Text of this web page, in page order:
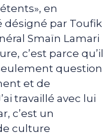
en
désigné par Toufik
Smaïn Lamari
c’est parce qu’il
question
et de
travaillé avec lui
c’est un
culture